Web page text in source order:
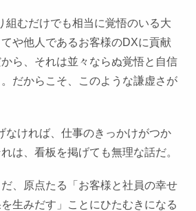
組むだけでも相当に覚悟のいる大
や他人であるお客様のDXに貢献
ら、それは並々ならぬ覚悟と自信
だからこそ、このような謙虚さが
なければ、仕事のきっかけがつか
は、看板を掲げても無理な話だ。
、原点たる「お客様と社員の幸せ
生みだす」ことにひたむきになる